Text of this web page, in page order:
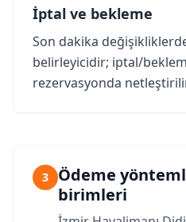
İptal ve bekleme
Son dakika
belirleyicidir; iptal/
rezervasyonda
3
Ödeme
birimleri